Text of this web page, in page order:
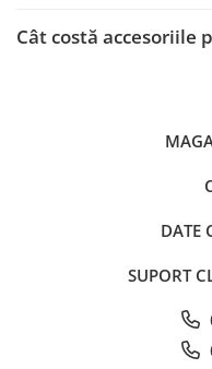
Cât costă accesoriile
DATE
SUPORT